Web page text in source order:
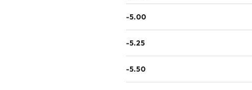
-5.00
-5.25
-5.50